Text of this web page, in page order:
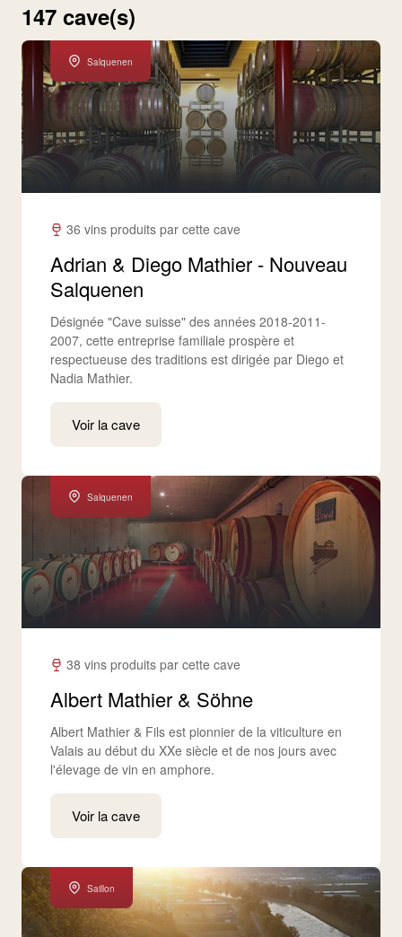
147 cave(s)
Salquenen
36 vins produits par cette cave
Adrian & Diego Mathier - Nouveau
Salquenen
Désignée "Cave suisse" des années 2018-2011-
2007, cette entreprise familiale prospère et
respectueuse des traditions est dirigée par Diego et
Nadia Mathier.
Voir la cave
Salquenen
38 vins produits par cette cave
Albert Mathier & Söhne
Albert Mathier & Fils est pionnier de la viticulture en
Valais au début du XXe siècle et de nos jours avec
l'élevage de vin en amphore.
Voir la cave
Saillon